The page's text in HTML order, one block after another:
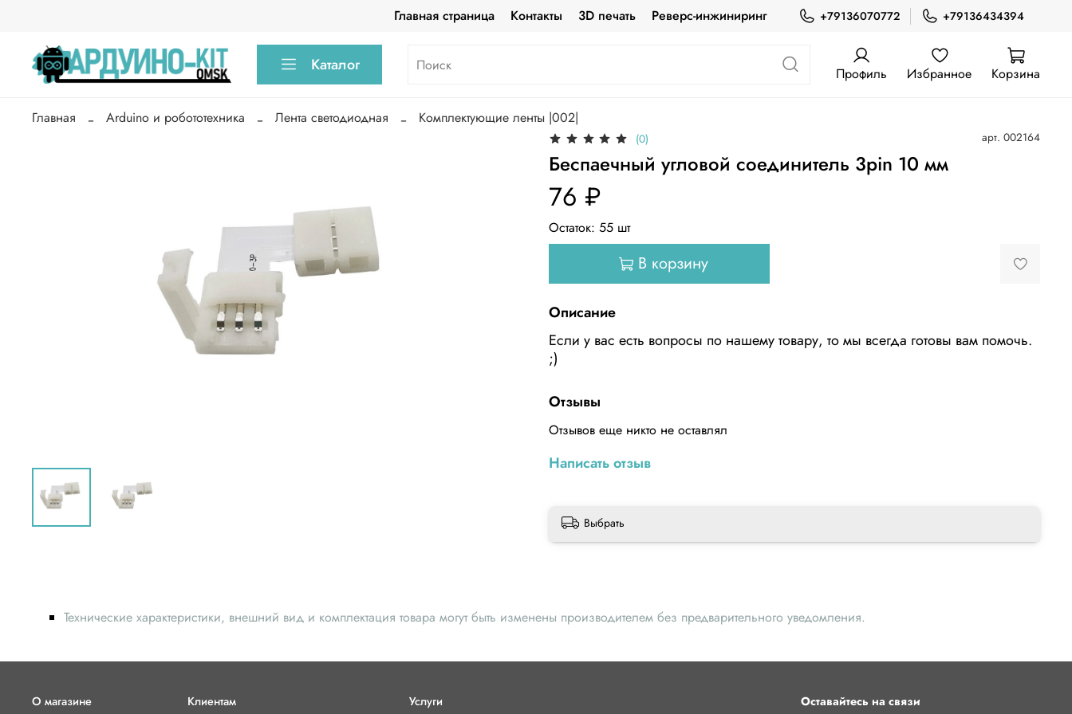
Главная страница Контакты 3D печать Реверс-инжиниринг +79136070772 +79136434394
Каталог Профиль Избранное Корзина
Главная Arduino и робототехника Лента светодиодная Комплектующие ленты |002|
(0) арт. 002164
Беспаечный угловой соединитель 3pin 10 мм
76 ₽
Остаток: 55 шт
В корзину
Описание
Если у вас есть вопросы по нашему товару, то мы всегда готовы вам помочь.
;)
Отзывы
Отзывов еще никто не оставлял
Написать отзыв
Выбрать
Технические характеристики, внешний вид и комплектация товара могут быть изменены производителем без предварительного уведомления.
О магазине Клиентам Услуги Оставайтесь на связи